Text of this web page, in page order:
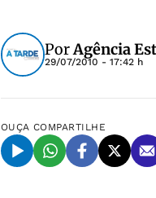
PorAgência
29/07/2010 - 17:42 h
OUÇA COMPARTILHE